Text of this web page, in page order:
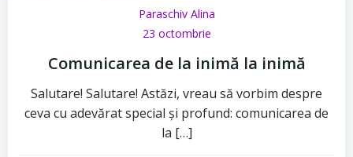
Paraschiv Alina
23 octombrie
Comunicarea de la inimă la inimă
Salutare! Salutare! Astăzi, vreau să vorbim despre
ceva cu adevărat special și profund: comunicarea de
la […]